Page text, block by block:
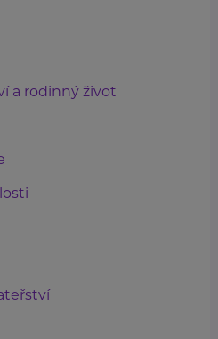
a rodinný život